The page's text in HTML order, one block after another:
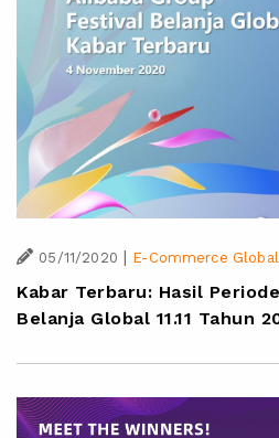
05/11/2020 | E-Commerce Global
Kabar Terbaru: Hasil
Belanja Global 11.11 Tahun